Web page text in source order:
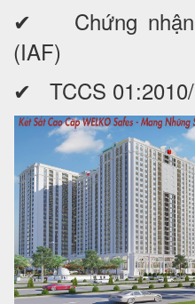
✔ Chứng nhận
(IAF)
✔ TCCS 01:2010/